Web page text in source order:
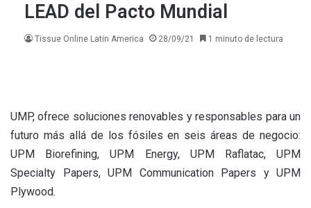
LEAD del Pacto Mundial
Tissue Online Latin America 28/09/21 1 minuto de lectura
UMP, ofrece soluciones renovables y responsables para un
futuro más allá de los fósiles en seis áreas de negocio:
UPM Biorefining, UPM Energy, UPM Raflatac, UPM
Specialty Papers, UPM Communication Papers y UPM
Plywood.